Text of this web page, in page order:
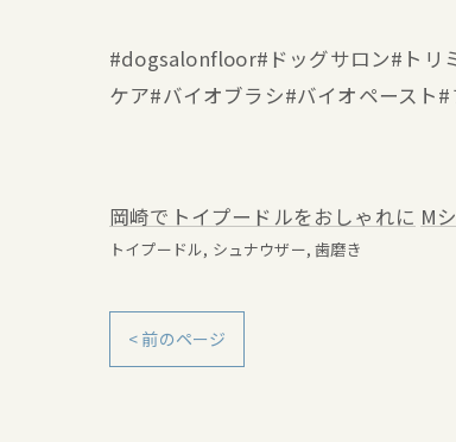
#dogsalonfloor#ドッグサロン#トリ
ケア#バイオブラシ#バイオペースト#
岡崎でトイプードルをおしゃれに M
トイプードル シュナウザー 歯磨き
< 前のページ